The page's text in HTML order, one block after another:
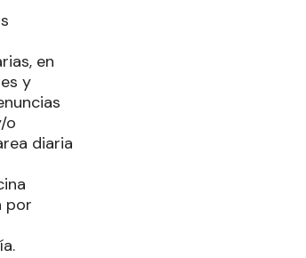
en
y
o
diaria
por